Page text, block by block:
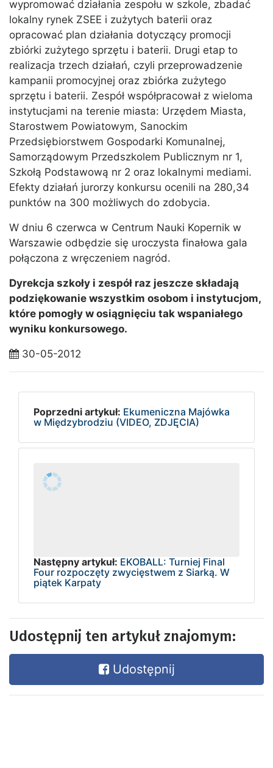
wypromować działania zespołu w szkole, zbadać
lokalny rynek ZSEE i zużytych baterii oraz
opracować plan działania dotyczący promocji
zbiórki zużytego sprzętu i baterii. Drugi etap to
realizacja trzech działań, czyli przeprowadzenie
kampanii promocyjnej oraz zbiórka zużytego
sprzętu i baterii. Zespół współpracował z wieloma
instytucjami na terenie miasta: Urzędem Miasta,
Starostwem Powiatowym, Sanockim
Przedsiębiorstwem Gospodarki Komunalnej,
Samorządowym Przedszkolem Publicznym nr 1,
Szkołą Podstawową nr 2 oraz lokalnymi mediami.
Efekty działań jurorzy konkursu ocenili na 280,34
punktów na 300 możliwych do zdobycia.
W dniu 6 czerwca w Centrum Nauki Kopernik w
Warszawie odbędzie się uroczysta finałowa gala
połączona z wręczeniem nagród.
Dyrekcja szkoły i zespół raz jeszcze składają
podziękowanie wszystkim osobom i instytucjom,
które pomogły w osiągnięciu tak wspaniałego
wyniku konkursowego.
30-05-2012
Poprzedni artykuł: Ekumeniczna Majówka
w Międzybrodziu (VIDEO, ZDJĘCIA)
Następny artykuł: EKOBALL: Turniej Final
Four rozpoczęty zwycięstwem z Siarką. W
piątek Karpaty
Udostępnij ten artykuł znajomym:
Udostępnij